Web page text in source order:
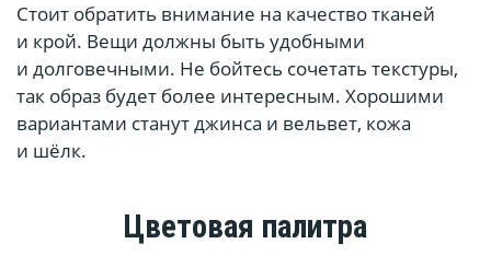
Стоит обратить внимание на качество тканей
и крой. Вещи должны быть удобными
и долговечными. Не бойтесь сочетать текстуры,
так образ будет более интересным. Хорошими
вариантами станут джинса и вельвет, кожа
и шёлк.
Цветовая палитра